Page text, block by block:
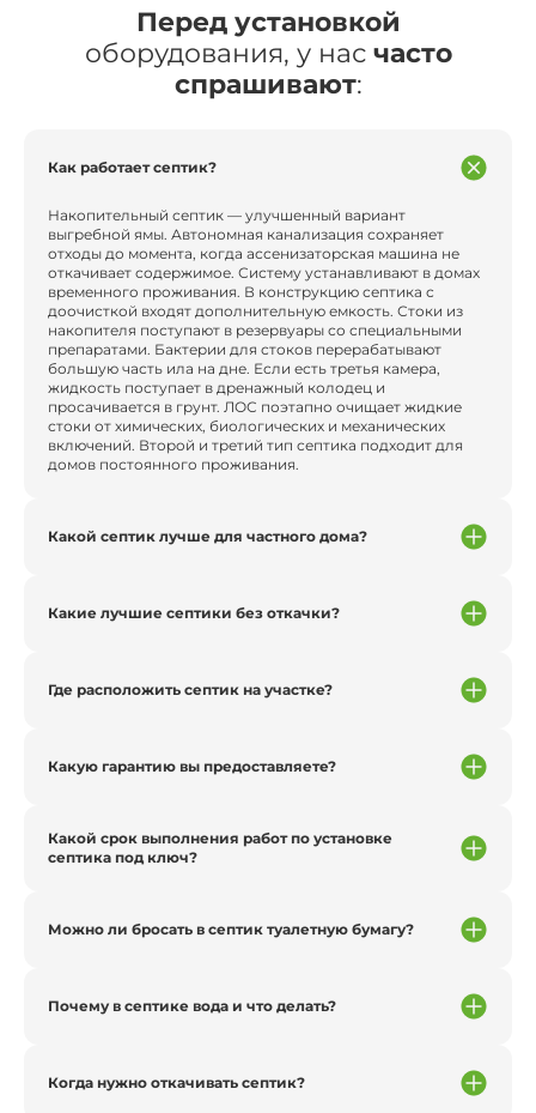
Перед установкой
оборудования, у нас часто
спрашивают:
Как работает септик?
Накопительный септик — улучшенный вариант
выгребной ямы. Автономная канализация сохраняет
отходы до момента, когда ассенизаторская машина не
откачивает содержимое. Систему устанавливают в домах
временного проживания. В конструкцию септика с
доочисткой входят дополнительную емкость. Стоки из
накопителя поступают в резервуары со специальными
препаратами. Бактерии для стоков перерабатывают
большую часть ила на дне. Если есть третья камера,
жидкость поступает в дренажный колодец и
просачивается в грунт. ЛОС поэтапно очищает жидкие
стоки от химических, биологических и механических
включений. Второй и третий тип септика подходит для
домов постоянного проживания.
Какой септик лучше для частного дома?
Какие лучшие септики без откачки?
Где расположить септик на участке?
Какую гарантию вы предоставляете?
Какой срок выполнения работ по установке
септика под ключ?
Можно ли бросать в септик туалетную бумагу?
Почему в септике вода и что делать?
Когда нужно откачивать септик?